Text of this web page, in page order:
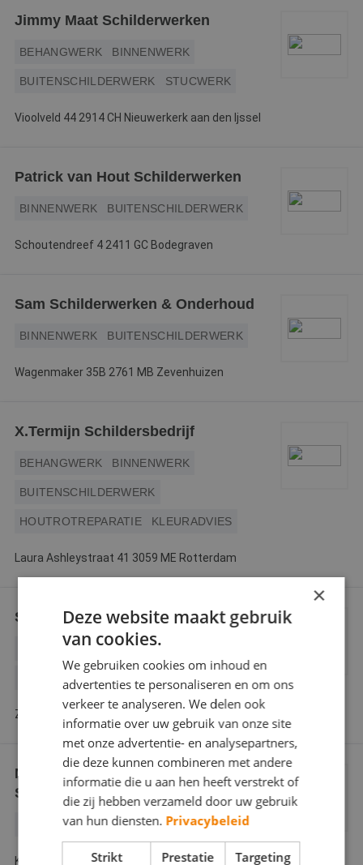
Jimmy Maat Schilderwerken
BEHANGWERK BINNENWERK
BUITENSCHILDERWERK STUCWERK
Vioolveld 44 2914 CH Nieuwerkerk aan den Ijssel
Patrick van Hout Schilderwerken
BINNENWERK BUITENSCHILDERWERK
Schoutendreef 4 2411 GC Bodegraven
Sam Schilderwerken & Onderhoud
BINNENWERK BUITENSCHILDERWERK
Wagenmaker 35B 2761 MB Zevenhuizen
X.Termijn Schildersbedrijf
BEHANGWERK BINNENWERK
BUITENSCHILDERWERK
HOUTROTREPARATIE KLEURADVIES
Laura Ashleystraat 41 3059 ME Rotterdam
Schildersbedrijf Geleijn
BEHANGWERK BINNENWERK
BUITENSCHILDERWERK GLASZETTEN
Zijdepark 1 2935 LB Ouderkerk aan den Ijssel
Mark Steenbrink & Zn
Schilderwerken
BINNENWERK BUITENSCHILDERWERK
Kokos 1 3421 KM Oudewater
×
Deze website maakt gebruik
van cookies.
We gebruiken cookies om inhoud en
advertenties te personaliseren en om ons
verkeer te analyseren. We delen ook
informatie over uw gebruik van onze site
met onze advertentie- en analysepartners,
die deze kunnen combineren met andere
informatie die u aan hen heeft verstrekt of
die zij hebben verzameld door uw gebruik
van hun diensten. Privacybeleid
Strikt
Prestatie Targeting